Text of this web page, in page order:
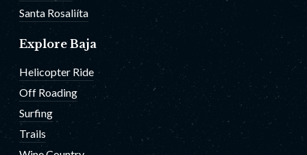
Santa Rosaliíta
Explore Baja
Helicopter Ride
Off Roading
Surfing
Trails